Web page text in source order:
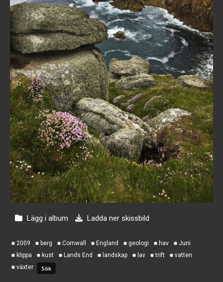
Lägg i album Ladda ner skissbild
2009 berg Cornwall England geologi hav
Juni
klippa
kust Lands End landskap lav trift
vatten
växter